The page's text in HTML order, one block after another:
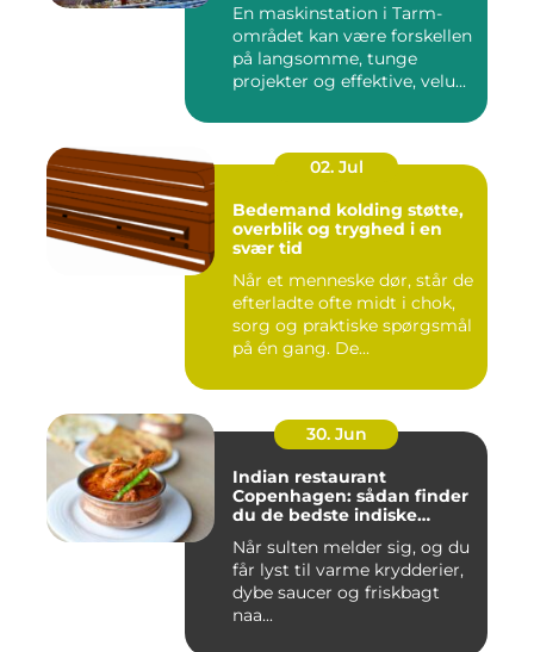
En maskinstation i Tarm-
området kan være forskellen
på langsomme, tunge
projekter og effektive, velu...
02. Jul
Bedemand kolding støtte,
overblik og tryghed i en
svær tid
Når et menneske dør, står de
efterladte ofte midt i chok,
sorg og praktiske spørgsmål
på én gang. De...
30. Jun
Indian restaurant
Copenhagen: sådan finder
du de bedste indiske
Når sulten melder sig, og du
får lyst til varme krydderier,
dybe saucer og friskbagt
naa...